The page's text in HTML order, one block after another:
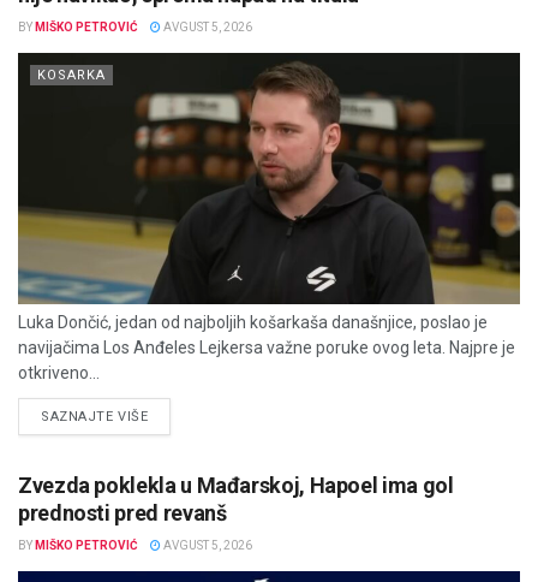
BY MIŠKO PETROVIĆ AVGUST 5, 2026
KOSARKA
Luka Dončić, jedan od najboljih košarkaša današnjice, poslao je
navijačima Los Anđeles Lejkersa važne poruke ovog leta. Najpre je
otkriveno...
SAZNAJTE VIŠEDETAILS
Zvezda poklekla u Mađarskoj, Hapoel ima gol
prednosti pred revanš
BY MIŠKO PETROVIĆ AVGUST 5, 2026